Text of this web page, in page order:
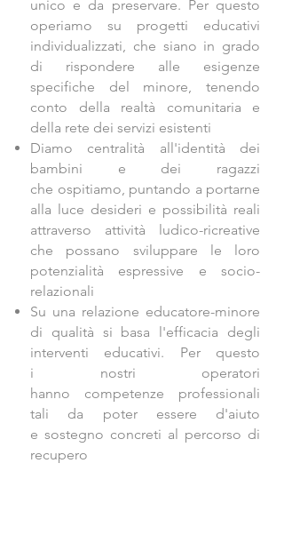
unico e da preservare. Per questo
operiamo su progetti educativi
individualizzati, che siano in grado
di rispondere alle esigenze
specifiche del minore, tenendo
conto della realtà comunitaria e
della rete dei servizi esistenti
Diamo centralità all'identità dei
bambini e dei ragazzi
che ospitiamo, puntando a portarne
alla luce desideri e possibilità reali
attraverso attività ludico-ricreative
che possano sviluppare le loro
potenzialità espressive e socio-
relazionali
Su una relazione educatore-minore
di qualità si basa l'efficacia degli
interventi educativi. Per questo
i nostri operatori
hanno competenze professionali
tali da poter essere d'aiuto
e sostegno concreti al percorso di
recupero